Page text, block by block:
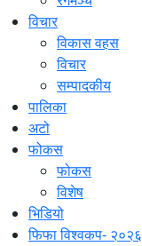
विचार
विकास वहस
विचार
सम्पादकीय
पालिका
अटो
फोकस
फोकस
विशेष
भिडियो
फिफा विश्वकप- २०२६